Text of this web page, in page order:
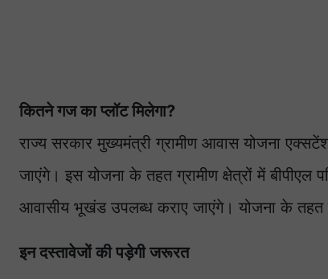
कितने गज का प्लॉट मिलेगा?
राज्य सरकार मुख्यमंत्री ग्रामीण आवास योजना
जाएंगे। इस योजना के तहत ग्रामीण क्षेत्रों में बीपीएल
आवासीय भूखंड उपलब्ध कराए जाएंगे। योजना के तहत
इन दस्तावेजों की पड़ेगी जरूरत